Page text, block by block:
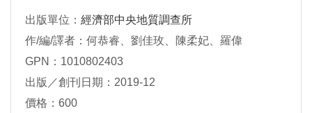
出版單位： 經濟部中央地質調查所
作/編/譯者：何恭睿、劉佳玫、陳柔妃、羅偉
GPN：1010802403
出版／創刊日期：2019-12
價格：600